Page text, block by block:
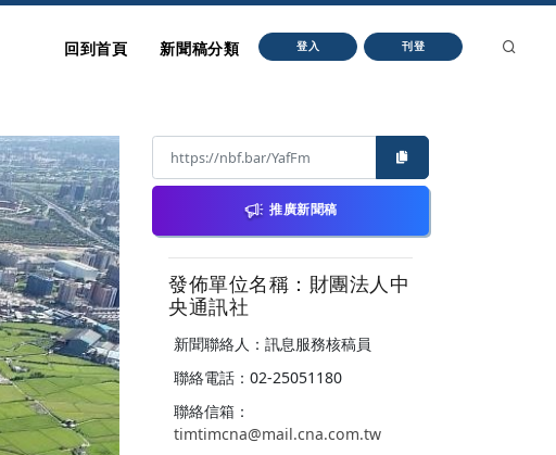
回到首頁 新聞稿分類 登入 刊登
推廣新聞稿
發佈單位名稱：財團法人中
央通訊社
新聞聯絡人：訊息服務核稿員
聯絡電話：02-25051180
聯絡信箱：
timtimcna@mail.cna.com.tw